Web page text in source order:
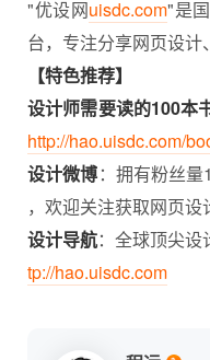
"优设网uisdc.com"是
台，专注分享网页设计
【特色推荐】
设计师需要读的100本
http://hao.uisdc.com/
设计微博：拥有粉丝
，欢迎关注获取网页设
设计导航：全球顶尖设
tp://hao.uisdc.com